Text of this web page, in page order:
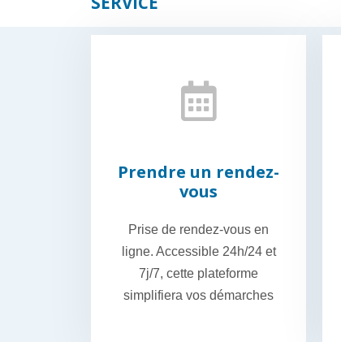
Prendre un rendez-
vous
Prise de rendez-vous en
ligne. Accessible 24h/24 et
7j/7, cette plateforme
simplifiera vos démarches